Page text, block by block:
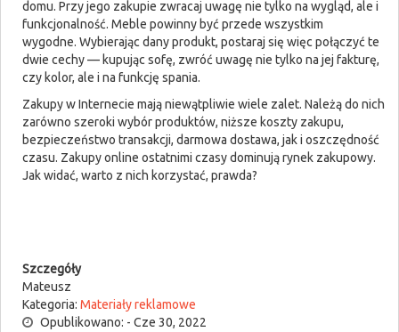
domu. Przy jego zakupie zwracaj uwagę nie tylko na wygląd, ale i
funkcjonalność. Meble powinny być przede wszystkim
wygodne. Wybierając dany produkt, postaraj się więc połączyć te
dwie cechy — kupując sofę, zwróć uwagę nie tylko na jej fakturę,
czy kolor, ale i na funkcję spania.
Zakupy w Internecie mają niewątpliwie wiele zalet. Należą do nich
zarówno szeroki wybór produktów, niższe koszty zakupu,
bezpieczeństwo transakcji, darmowa dostawa, jak i oszczędność
czasu. Zakupy online ostatnimi czasy dominują rynek zakupowy.
Jak widać, warto z nich korzystać, prawda?
Szczegóły
Mateusz
Kategoria: Materiały reklamowe
Opublikowano: - Cze 30, 2022